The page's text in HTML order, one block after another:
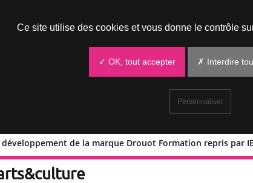
de la marque Drouot Formation repris par
de la marque
Ce site utilise des cookies et vous donne le contrôle
✓ OK, tout accepter ✗ Interdire
Personnaliser